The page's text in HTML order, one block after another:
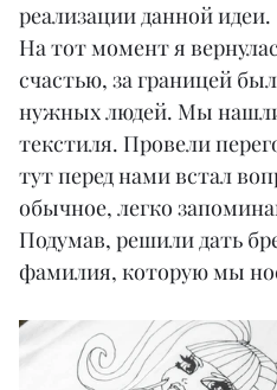
реализации данной идеи.
На тот момент я
счастью, за границей
нужных людей. Мы нашли
текстиля. Провели
тут перед нами встал
обычное, легко
Подумав, решили дать
фамилия, которую мы